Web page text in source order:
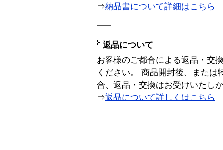
⇒納品書について詳細はこちら
返品について
お客様のご都合による返品・交
ください。 商品開封後、または
合、返品・交換はお受けいたし
⇒返品について詳しくはこちら